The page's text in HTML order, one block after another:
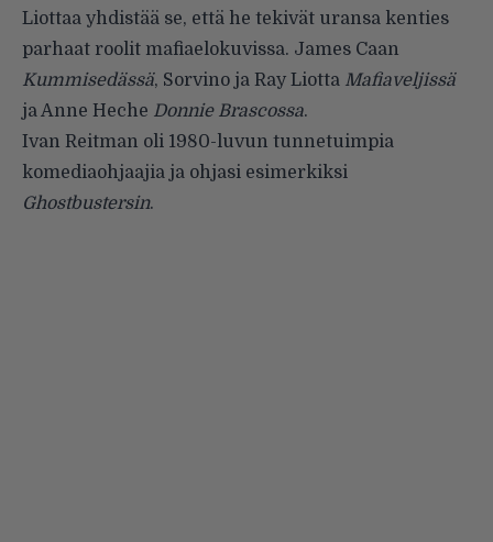
Liottaa yhdistää se, että he tekivät uransa kenties
parhaat roolit mafiaelokuvissa. James Caan
Kummisedässä, Sorvino ja Ray Liotta Mafiaveljissä
ja Anne Heche Donnie Brascossa.
Ivan Reitman oli 1980-luvun tunnetuimpia
komediaohjaajia ja ohjasi esimerkiksi
Ghostbustersin.